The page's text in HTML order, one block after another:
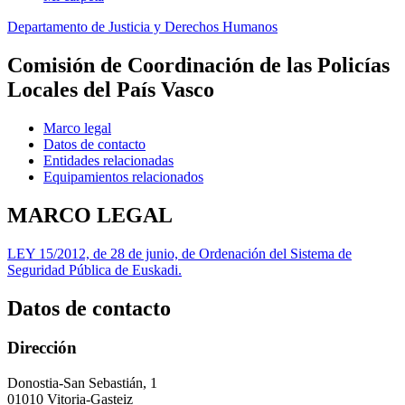
Departamento de Justicia y Derechos Humanos
Comisión de Coordinación de las Policías
Locales del País Vasco
Marco legal
Datos de contacto
Entidades relacionadas
Equipamientos relacionados
MARCO LEGAL
LEY 15/2012, de 28 de junio, de Ordenación del Sistema de
Seguridad Pública de Euskadi.
Datos de contacto
Dirección
Donostia-San Sebastián, 1
01010 Vitoria-Gasteiz